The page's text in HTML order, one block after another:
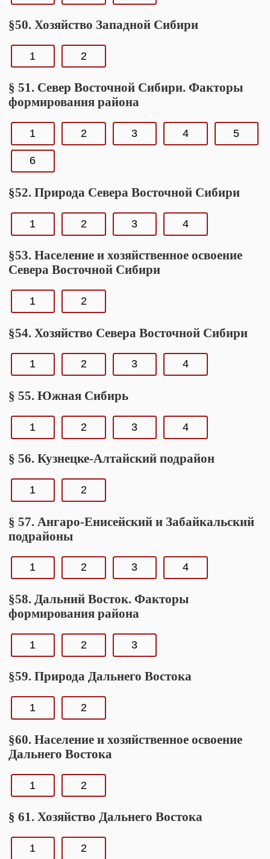
§50. Хозяйство Западной Сибири
1 2
§ 51. Север Восточной Сибири. Факторы
формирования района
1 2 3 4 5
6
§52. Природа Севера Восточной Сибири
1 2 3 4
§53. Население и хозяйственное освоение
Севера Восточной Сибири
1 2
§54. Хозяйство Севера Восточной Сибири
1 2 3 4
§ 55. Южная Сибирь
1 2 3 4
§ 56. Кузнецке-Алтайский подрайон
1 2
§ 57. Ангаро-Енисейский и Забайкальский
подрайоны
1 2 3 4
§58. Дальний Восток. Факторы
формирования района
1 2 3
§59. Природа Дальнего Востока
1 2
§60. Население и хозяйственное освоение
Дальнего Востока
1 2
§ 61. Хозяйство Дальнего Востока
1 2